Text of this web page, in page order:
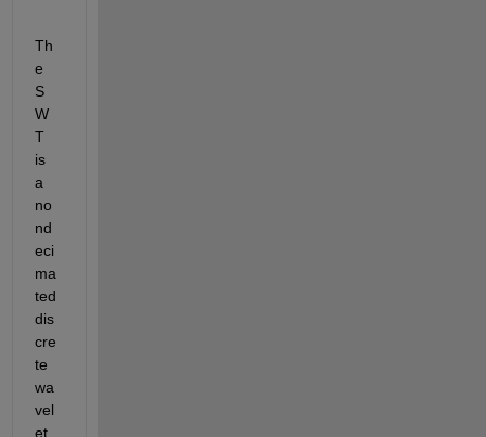
Th
e
S
W
T
is
a
no
nd
eci
ma
ted
dis
cre
te
wa
vel
et